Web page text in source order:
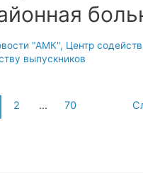
"АМК", Центр
выпускников
2 … 70